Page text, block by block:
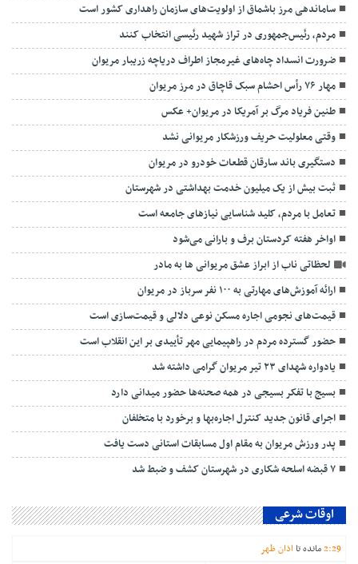
ساماندهی مرز باشماق از اولویت‌های سازمان راهداری کشور است
مردم، رئیس‌جمهوری در تراز شهید رئیسی انتخاب کنند
ضرورت انسداد چاه‌های غیرمجاز اطراف دریاچه زریبار مریوان
مهار ۷۶ رأس احشام سبک قاچاق در مرز مریوان
طنین فریاد مرگ بر آمریکا در مریوان+ عکس
وقتی معلولیت حریف ورزشکار مریوانی نشد
دستگیری باند سارقان قطعات خودرو در مریوان
ثبت بیش از یک میلیون خدمت بهداشتی در شهرستان
تعامل با مردم، کلید شناسایی نیازهای جامعه است
اواخر هفته کردستان برف و بارانی می‌شود
لحظاتی ناب از ابراز عشق مریوانی ها به مادر
ارائه آموزش‌های مهارتی به ۱۰۰ نفر سرباز در مریوان
قیمت‌های نجومی اجاره مسکن نوعی دلالی و قیمت‌سازی است
حضور گسترده مردم در راهپیمایی مهر تأییدی بر این انقلاب است
یادواره شهدای ۲۳ تیر مریوان گرامی داشته شد
بسیج با تفکر بسیجی در همه صحنه‌ها حضور میدانی دارد
اجرای قانون جدید کنترل اجاره‌بها و برخورد با متخلفان
پدر ورزش مریوان به مقام اول مسابقات استانی دست یافت
۷ قبضه اسلحه شکاری در شهرستان کشف و ضبط شد
اوقات شرعی
2:29 مانده تا اذان ظهر